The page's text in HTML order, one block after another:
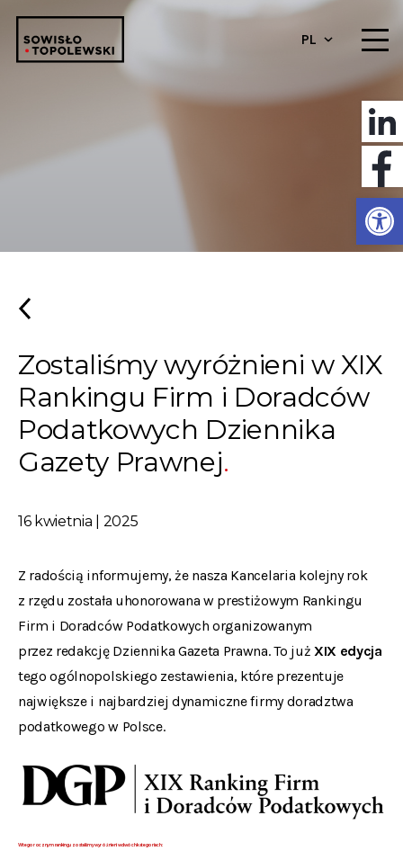
PL
Zostaliśmy wyróżnieni w XIX
Rankingu Firm i Doradców
Podatkowych Dziennika
Gazety Prawnej
16 kwietnia | 2025
Z radością informujemy, że nasza Kancelaria kolejny rok
z rzędu została uhonorowana w prestiżowym Rankingu
Firm i Doradców Podatkowych organizowanym
przez redakcję Dziennika Gazeta Prawna. To już XIX edycja
tego ogólnopolskiego zestawienia, które prezentuje
największe i najbardziej dynamiczne firmy doradztwa
podatkowego w Polsce.
W tegorocznym rankingu zostaliśmy wyróżnieni w dwóch kategoriach: